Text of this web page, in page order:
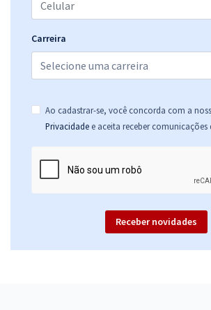
Carreira
Ao cadastrar-se, você concorda com a
Privacidade e aceita receber comunicações
Receber novidades